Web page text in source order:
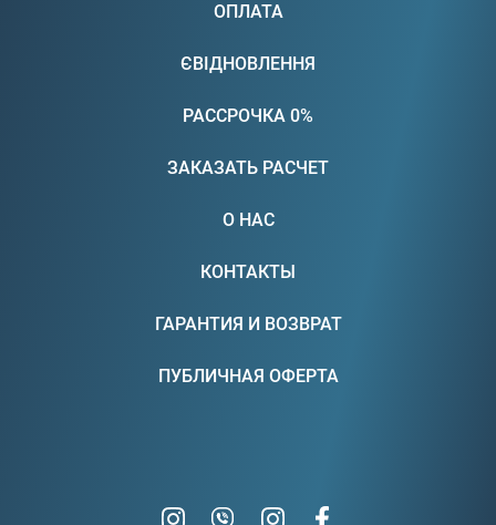
ОПЛАТА
ЄВІДНОВЛЕННЯ
РАССРОЧКА 0%
ЗАКАЗАТЬ РАСЧЕТ
О НАС
КОНТАКТЫ
ГАРАНТИЯ И ВОЗВРАТ
ПУБЛИЧНАЯ ОФЕРТА